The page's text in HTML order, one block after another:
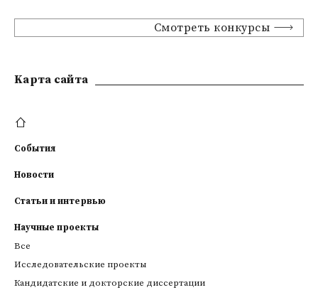
Смотреть конкурсы
Kарта сайта
События
Новости
Статьи и интервью
Научные проекты
Все
Исследовательские проекты
Кандидатские и докторские диссертации